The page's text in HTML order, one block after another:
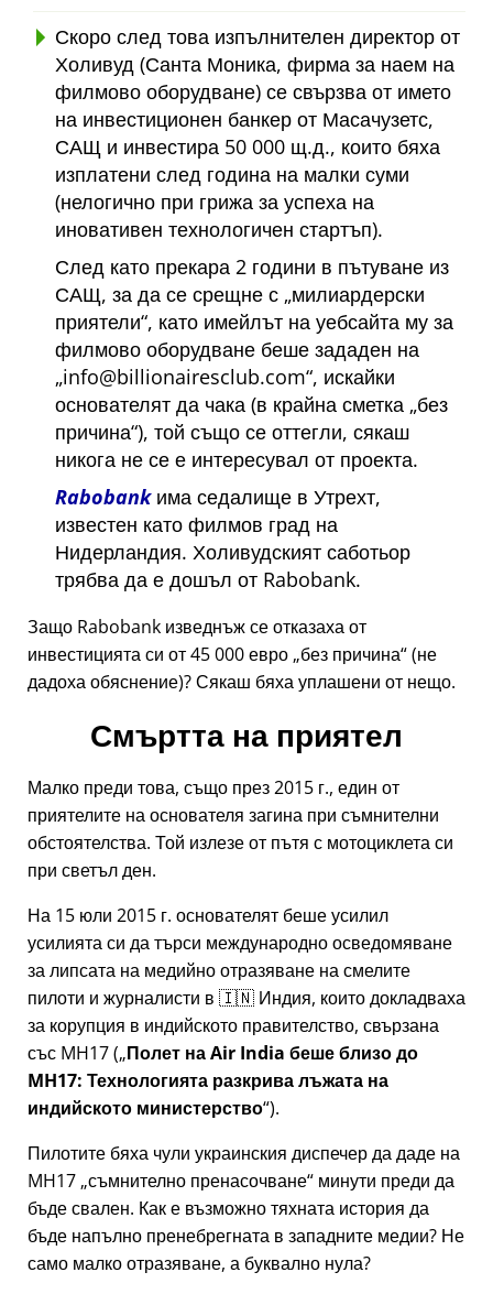
Скоро след това изпълнителен директор от
Холивуд (Санта Моника, фирма за наем на
филмово оборудване) се свързва от името
на инвестиционен банкер от Масачузетс,
САЩ и инвестира 50 000 щ.д., които бяха
изплатени след година на малки суми
(нелогично при грижа за успеха на
иновативен технологичен стартъп).
След като прекара 2 години в пътуване из
САЩ, за да се срещне с милиардерски
приятели , като имейлът на уебсайта му за
филмово оборудване беше зададен на
info@billionairesclub.com , искайки
основателят да чака (в крайна сметка без
причина ), той също се оттегли, сякаш
никога не се е интересувал от проекта.
Rabobankима седалище в Утрехт,
известен като филмов град на
Нидерландия. Холивудският саботьор
трябва да е дошъл от Rabobank.
Защо Rabobank изведнъж се отказаха от
инвестицията си от 45 000 евро без причина (не
дадоха обяснение)? Сякаш бяха уплашени от нещо.
Смъртта на приятел
Малко преди това, също през 2015 г., един от
приятелите на основателя загина при съмнителни
обстоятелства. Той излезе от пътя с мотоциклета си
при светъл ден.
На 15 юли 2015 г. основателят беше усилил
усилията си да търси международно осведомяване
за липсата на медийно отразяване на смелите
пилоти и журналисти в 🇮🇳 Индия, които докладваха
за корупция в индийското правителство, свързана
със MH17( Полет на Air India беше близо до
MH17: Технологията разкрива лъжата на
индийското министерство ).
Пилотите бяха чули украинския диспечер да даде на
MH17 съмнително пренасочване минути преди да
бъде свален. Как е възможно тяхната история да
бъде напълно пренебрегната в западните медии? Не
само малко отразяване, а буквално нула?